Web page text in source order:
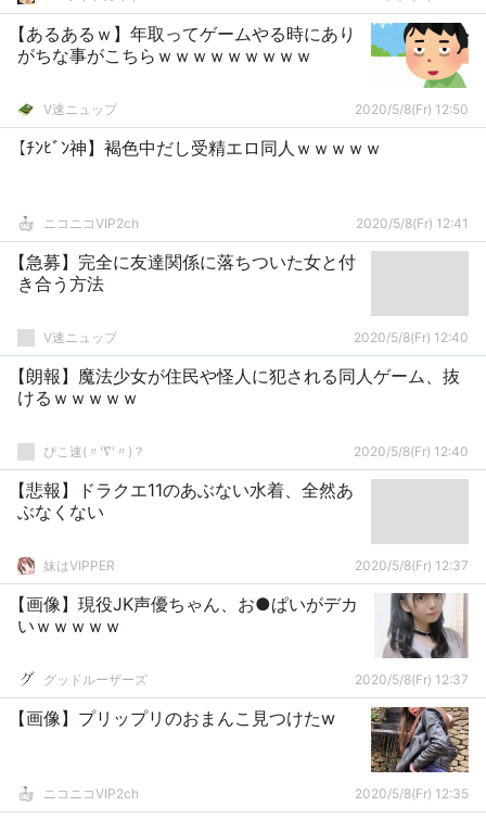
【あるあるｗ】年取ってゲームやる時にあり
がちな事がこちらｗｗｗｗｗｗｗｗｗ
V速ニュップ 2020/5/8(Fr) 12:50
【ﾁﾝﾋﾞﾝ神】褐色中だし受精エロ同人ｗｗｗｗｗ
ニコニコVIP2ch 2020/5/8(Fr) 12:41
【急募】完全に友達関係に落ちついた女と付
き合う方法
V速ニュップ 2020/5/8(Fr) 12:40
【朗報】魔法少女が住民や怪人に犯される同人ゲーム、抜
けるｗｗｗｗｗ
ぴこ速(〃'∇'〃)？ 2020/5/8(Fr) 12:40
【悲報】ドラクエ11のあぶない水着、全然あ
ぶなくない
妹はVIPPER 2020/5/8(Fr) 12:37
【画像】現役JK声優ちゃん、お●ぱいがデカ
いｗｗｗｗｗ
グッドルーザーズ 2020/5/8(Fr) 12:37
【画像】プリップリのおまんこ見つけたw
ニコニコVIP2ch 2020/5/8(Fr) 12:35